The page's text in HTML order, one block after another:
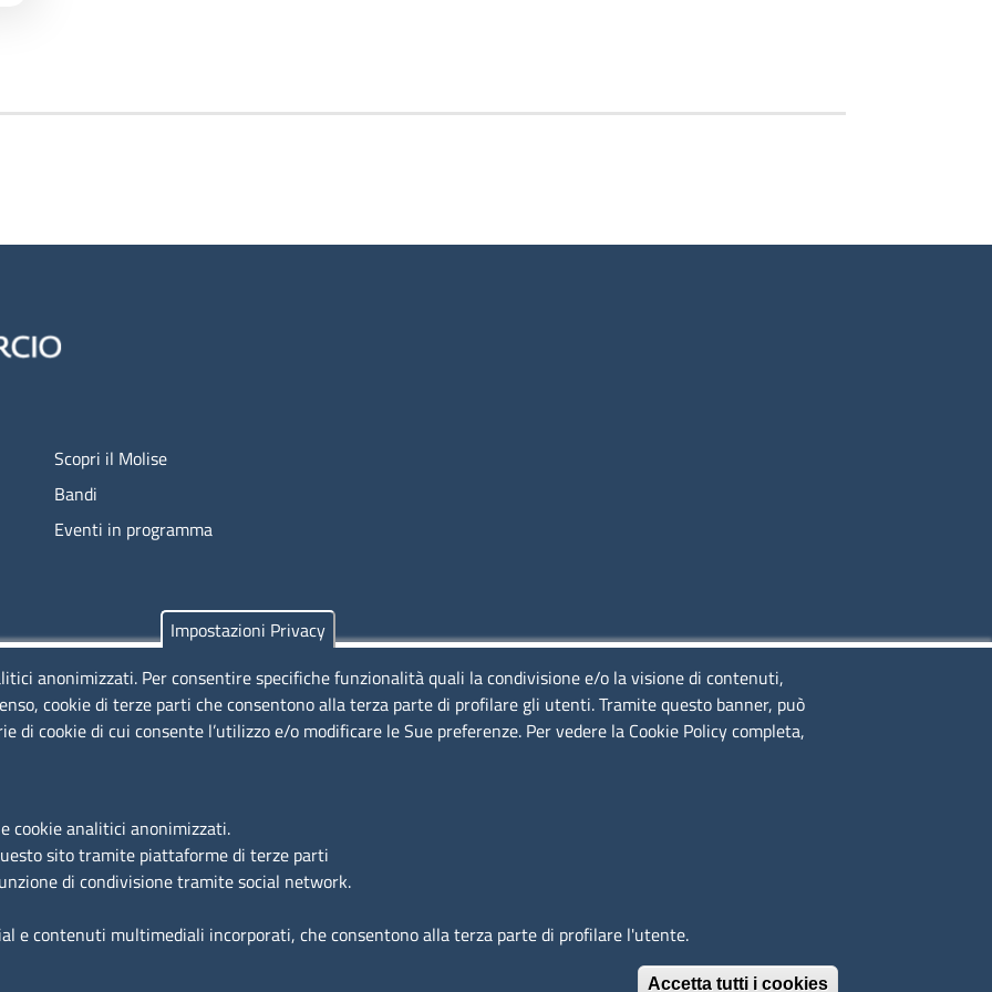
Menu footer 1
Scopri il Molise
Bandi
Eventi in programma
Privacy Cookie Accessibilità
Impostazioni Privacy
anonimizzati. Per consentire specifiche funzionalità quali la condivisione e/o la visione di contenuti,
cookie di terze parti che consentono alla terza parte di profilare gli utenti. Tramite questo banner, può
di cookie di cui consente l’utilizzo e/o modificare le Sue preferenze. Per vedere la Cookie Policy completa,
cookie analitici anonimizzati.
sito tramite piattaforme di terze parti
di condivisione tramite social network.
e contenuti multimediali incorporati, che consentono alla terza parte di profilare l'utente.
Accetta tutti i cookies